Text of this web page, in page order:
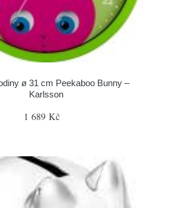
ø 31 cm Peekaboo Bunny –
Karlsson
1 689 Kč